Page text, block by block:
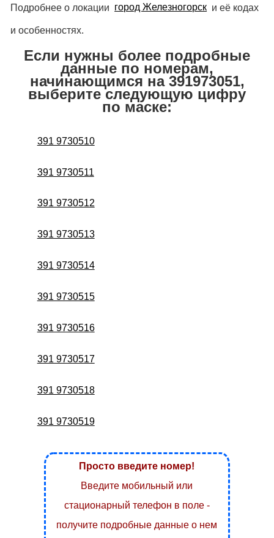
Подробнее о локации город Железногорск и её кодах
и особенностях.
Если нужны более подробные
данные по номерам,
начинающимся на 391973051,
выберите следующую цифру
по маске:
391 9730510
391 9730511
391 9730512
391 9730513
391 9730514
391 9730515
391 9730516
391 9730517
391 9730518
391 9730519
Просто введите номер!
Введите мобильный или
стационарный телефон в поле -
получите подробные данные о нем